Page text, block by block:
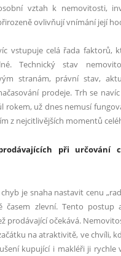
vztah k nemovitosti,
ovlivňují vnímání její
vstupuje celá řada faktorů,
Technický stav
stranám, právní stav,
prodeje. Trh se
rokem, už dnes nemusí
z nejcitlivějších momentů
při určování
je snaha nastavit cenu
časem zlevní. Tento postup
prodávající očekává.
na atraktivitě, ve chvíli,
kupující i makléři ji rychle